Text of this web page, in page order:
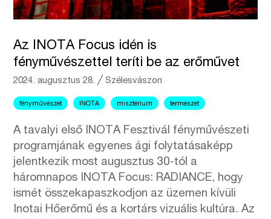
Az INOTA Focus idén is
fényművészettel teríti be az erőművet
2024. augusztus 28. ╱Szélesvászon
fényművészet INOTA misztérium természet
A tavalyi első INOTA Fesztivál fényművészeti
programjának egyenes ági folytatásaképp
jelentkezik most augusztus 30-tól a
háromnapos INOTA Focus: RADIANCE, hogy
ismét összekapaszkodjon az üzemen kívüli
Inotai Hőerőmű és a kortárs vizuális kultúra. Az